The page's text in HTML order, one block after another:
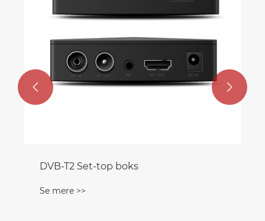
DVB-T2 Set-top boks
Se mere >>
 